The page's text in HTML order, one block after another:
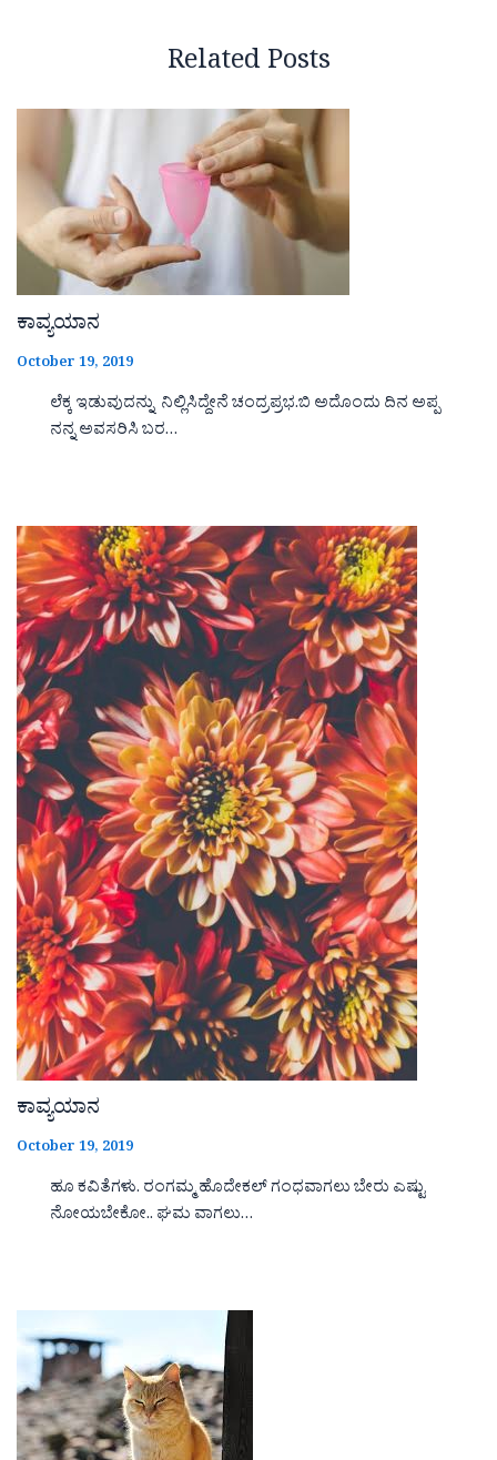
Related Posts
ಕಾವ್ಯಯಾನ
October 19, 2019
ಲೆಕ್ಕ ಇಡುವುದನ್ನು ನಿಲ್ಲಿಸಿದ್ದೇನೆ ಚಂದ್ರಪ್ರಭ.ಬಿ ಅದೊಂದು ದಿನ ಅಪ್ಪ
ನನ್ನ ಅವಸರಿಸಿ ಬರ…
ಕಾವ್ಯಯಾನ
October 19, 2019
ಹೂ ಕವಿತೆಗಳು. ರಂಗಮ್ಮ ಹೊದೇಕಲ್ ಗಂಧವಾಗಲು ಬೇರು ಎಷ್ಟು
ನೋಯಬೇಕೋ.. ಘಮ ವಾಗಲು…